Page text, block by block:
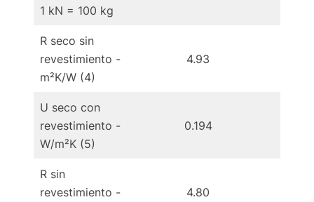
1 kN = 100 kg
R seco sin
revestimiento -
m²K/W (4)
4.93
U seco con
revestimiento -
W/m²K (5)
0.194
R sin
revestimiento -
4.80